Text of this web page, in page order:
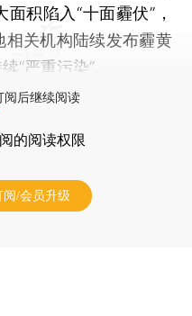
积陷入“十面霾伏”，
关机构陆续发布霾黄
“严重污染”。
阅后继续阅读
的阅读权限
阅/会员升级